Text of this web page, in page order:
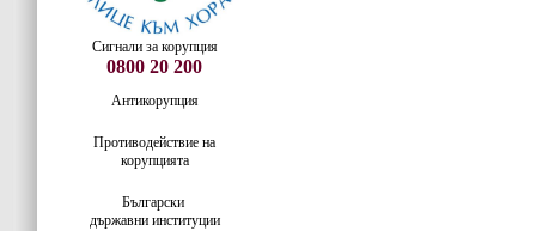
Сигнали за корупция
0800 20 200
Антикорупция
Противодействие на
корупцията
Български
държавни институции